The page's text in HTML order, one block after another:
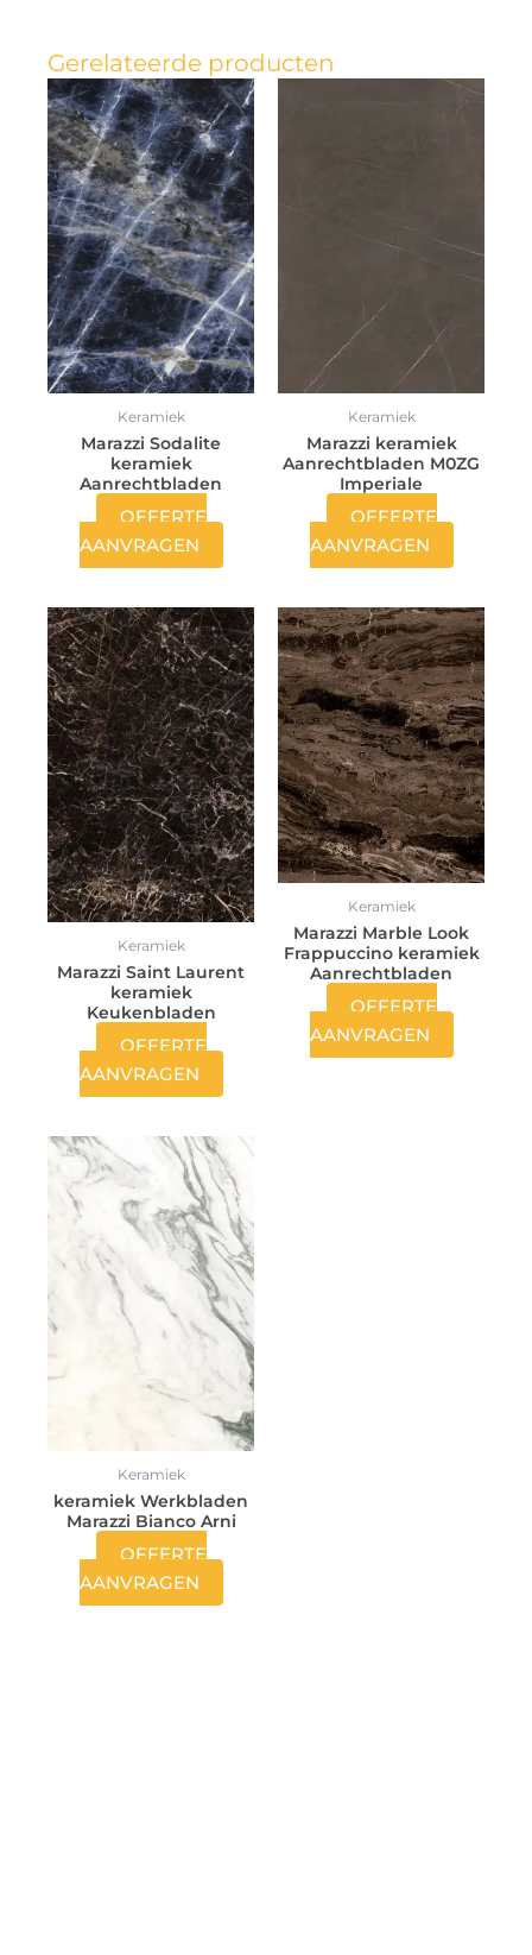
Gerelateerde producten
Keramiek
Marazzi Sodalite
keramiek
Aanrechtbladen
OFFERTE
AANVRAGEN
Keramiek
Marazzi keramiek
Aanrechtbladen M0ZG
Imperiale
OFFERTE
AANVRAGEN
Keramiek
Marazzi Saint Laurent
keramiek
Keukenbladen
OFFERTE
AANVRAGEN
Keramiek
Marazzi Marble Look
Frappuccino keramiek
Aanrechtbladen
OFFERTE
AANVRAGEN
Keramiek
keramiek Werkbladen
Marazzi Bianco Arni
OFFERTE
AANVRAGEN